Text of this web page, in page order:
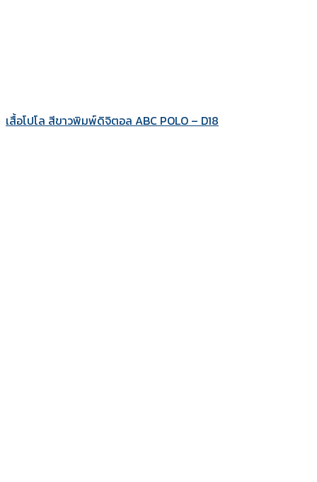
เสื้อโปโล สีขาวพิมพ์ดิจิตอล ABC POLO – D18